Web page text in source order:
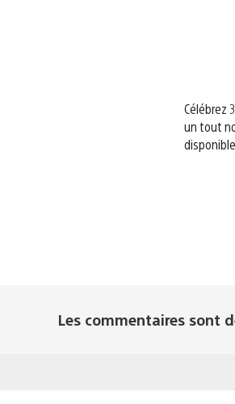
Célébrez
un tout
Les commentaires sont